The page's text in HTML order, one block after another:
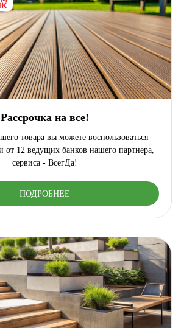
Рассрочка на все!
товара вы можете воспользоваться
от 12 ведущих банков нашего партнера,
сервиса - ВсегДа!
ПОДРОБНЕЕ